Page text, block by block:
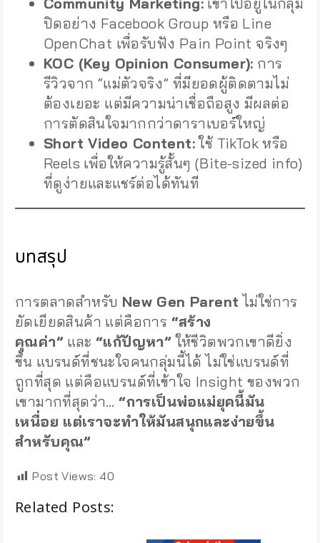
ปิดอย่าง Facebook Group หรือ Line
OpenChat เพื่อรับฟัง Pain Point จริงๆ
KOC (Key Opinion Consumer): การ
รีวิวจาก “แม่ตัวจริง” ที่มียอดผู้ติดตามไม่
ต้องเยอะ แต่มีความน่าเชื่อถือสูง มีผลต่อ
การตัดสินใจมากกว่าดาราเบอร์ใหญ่
Short Video Content:ใช้ TikTok หรือ
Reels เพื่อให้ความรู้สั้นๆ (Bite-sized info)
ที่ดูง่ายและแชร์ต่อได้ทันที
บทสรุป
การตลาดสำหรับ New Gen Parent ไม่ใช่การ
ยัดเยียดสินค้า แต่คือการ “สร้าง
คุณค่า” และ “แก้ปัญหา” ให้ชีวิตพวกเขาดียิ่ง
ขึ้น แบรนด์ที่ชนะใจคนกลุ่มนี้ได้ ไม่ใช่แบรนด์ที่
ถูกที่สุด แต่คือแบรนด์ที่เข้าใจ Insight ของพวก
เขามากที่สุดว่า… “การเป็นพ่อแม่ยุคนี้มัน
เหนื่อย แต่เราจะทำให้มันสนุกและง่ายขึ้น
สำหรับคุณ”
Post Views: 40
Related Posts: